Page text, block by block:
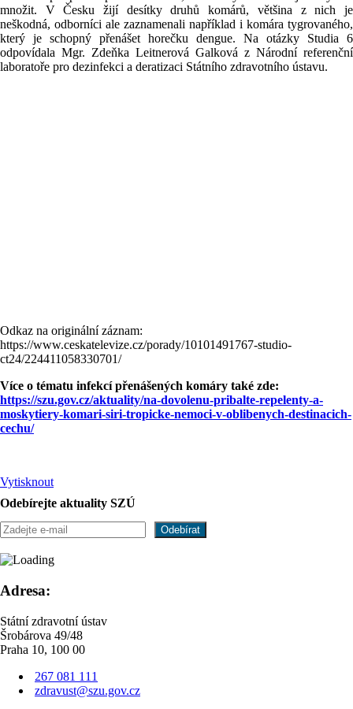
množit. V Česku žijí desítky druhů komárů, většina z nich je
neškodná, odborníci ale zaznamenali například i komára tygrovaného,
který je schopný přenášet horečku dengue. Na otázky Studia 6
odpovídala Mgr. Zdeňka Leitnerová Galková z Národní referenční
laboratoře pro dezinfekci a deratizaci Státního zdravotního ústavu.
Odkaz na originální záznam:
https://www.ceskatelevize.cz/porady/10101491767-studio-
ct24/224411058330701/
Více o tématu infekcí přenášených komáry také zde:
https://szu.gov.cz/aktuality/na-dovolenu-pribalte-repelenty-a-
moskytiery-komari-siri-tropicke-nemoci-v-oblibenych-destinacich-
cechu/
Vytisknout
Odebírejte aktuality SZÚ
Adresa:
Státní zdravotní ústav
Šrobárova 49/48
Praha 10, 100 00
267 081 111
zdravust@szu.gov.cz